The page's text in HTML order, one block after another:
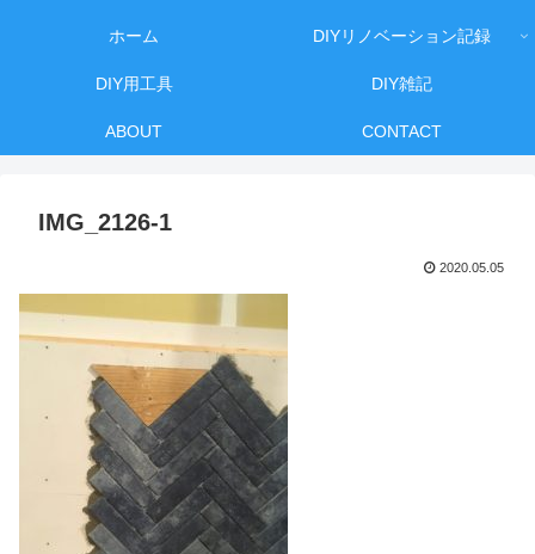
ホーム DIYリノベーション記録
DIY用工具 DIY雑記
ABOUT CONTACT
IMG_2126-1
2020.05.05